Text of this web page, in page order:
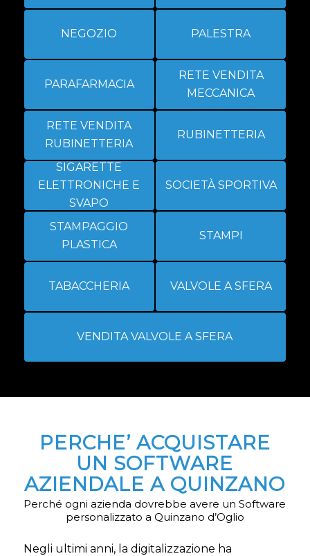
NEGOZIO PALESTRA
PARAFARMACIA
RETE VENDITA
MECCANICA
RETE VENDITA
RUBINETTERIA
RUBINETTERIA
SIGARETTE
ELETTRONICHE E
SVAPO
SOCIETÀ SPORTIVA
STAMPAGGIO
PLASTICA
STAMPI
TABACCHERIA VALVOLE A SFERA
VENDITA VALVOLE A SFERA
PERCHE’ ACQUISTARE
UN SOFTWARE
AZIENDALE A QUINZANO
Perché ogni azienda dovrebbe avere un Software
personalizzato a Quinzano d’Oglio
Negli ultimi anni, la digitalizzazione ha